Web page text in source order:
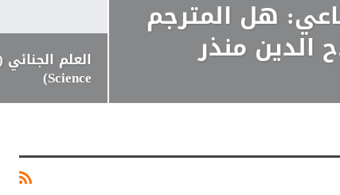
هل المترجم
الدين منذر
Science)